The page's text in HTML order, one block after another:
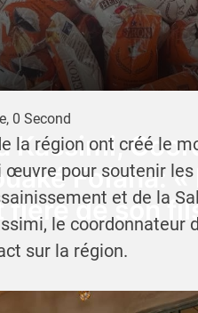
Kassimi,
Fofana:
fière de son
0 Second
la région ont créé le
œuvre pour soutenir
et de la
le coordonnateur
sur la région.